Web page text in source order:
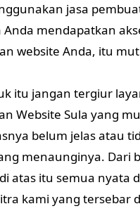
jasa
mendapatkan
website Anda, itu
itu jangan tergiur
Website Sula yang
belum jelas atau
menaunginya. Dari
atas itu semua nyata
kami yang tersebar